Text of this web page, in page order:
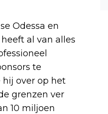
Odessa en
al van alles
te
hij over op het
grenzen ver
10 miljoen